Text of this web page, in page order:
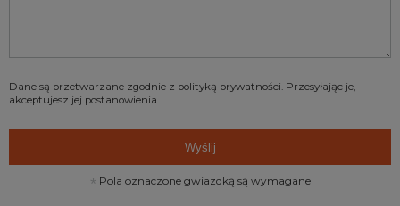
Dane są przetwarzane zgodnie z polityką prywatności. Przesyłając je,
akceptujesz jej postanowienia.
Wyślij
Pola oznaczone gwiazdką są wymagane